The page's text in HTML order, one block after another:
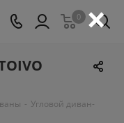
0
- Угловой диван-
×